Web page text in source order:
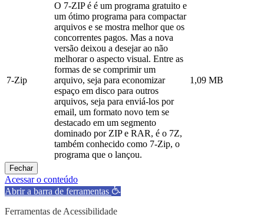
7-Zip
O 7-ZIP é é um programa gratuito e
um ótimo programa para compactar
arquivos e se mostra melhor que os
concorrentes pagos. Mas a nova
versão deixou a desejar ao não
melhorar o aspecto visual. Entre as
formas de se comprimir um
arquivo, seja para economizar
espaço em disco para outros
arquivos, seja para enviá-los por
email, um formato novo tem se
destacado em um segmento
dominado por ZIP e RAR, é o 7Z,
também conhecido como 7-Zip, o
programa que o lançou.
1,09 MB
Fechar
Acessar o conteúdo
Abrir a barra de ferramentas
Ferramentas de Acessibilidade